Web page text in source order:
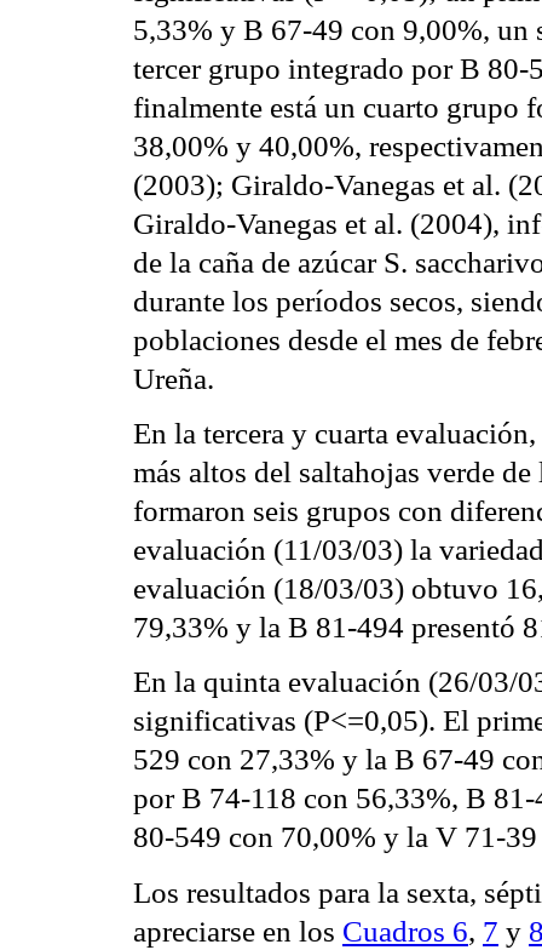
5,33% y B 67-49 con 9,00%, un
tercer grupo integrado por B
finalmente está un cuarto grupo
38,00% y 40,00%,
(2003); Giraldo-Vanegas et al.
Giraldo-Vanegas et al. (2004),
de la caña de azúcar S.
durante los períodos secos,
poblaciones desde el mes de
Ureña.
En la tercera y cuarta
más altos del saltahojas verde de
formaron seis grupos con
evaluación (11/03/03) la
evaluación (18/03/03) obtuvo
79,33% y la B 81-494 presentó
En la quinta evaluación (26/03/
significativas (P<=0,05). El
529 con 27,33% y la B 67-49
por B 74-118 con 56,33%, B
80-549 con 70,00% y la V 71-
Los resultados para la sexta,
apreciarse en los Cuadros 6, 7 y